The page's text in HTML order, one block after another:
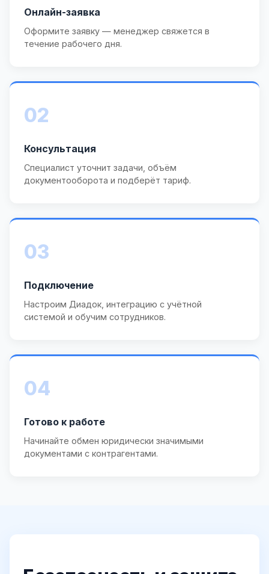
Онлайн-заявка
Оформите заявку — менеджер свяжется в
течение рабочего дня.
02
Консультация
Специалист уточнит задачи, объём
документооборота и подберёт тариф.
03
Подключение
Настроим Диадок, интеграцию с учётной
системой и обучим сотрудников.
04
Готово к работе
Начинайте обмен юридически значимыми
документами с контрагентами.